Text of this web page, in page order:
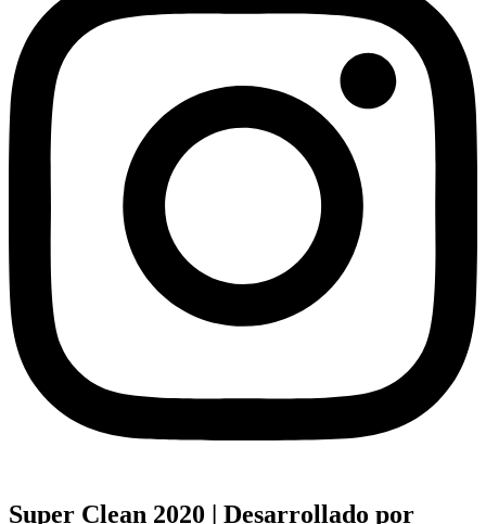
Super Clean 2020 | Desarrollado por